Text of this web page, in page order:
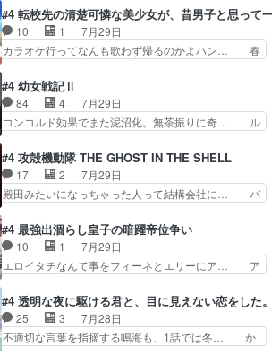
ストに向けて勉強会！美緒ちゃ… 受験勉強と戦闘
の2択なら戦闘を選ぶ娘w美… 勉強嫌いでバトル
を選ぶって、ひぐらしの沙…
れない爺さんには夢が詰まってると思う… クル
ニ、ヘンブリッツ、ミュイと一緒におっ… 帰省、
お供ヒロインはクルニ。順番的には確… 父親から
手紙が来た。サーベルボアの退治の… ここでヘン
家に帰ることに・ベリルはミュ… おっさんの親と
なるとお爺ちゃんだよね孫扱… ・ベリル、実家に
帰ることに・ベリルはミュ…
#4 転校先の清楚可憐な美少女が、昔男子と思って一
10 1
7月29日
カラオケ行ってなんも歌わず帰るのかよハン… 春
やらあの女優さんが春希のお母さんのよ… 春希ち
ゃん姫ちゃんに野菜の子も凄え可愛い… 隼人くん
のスマホを買いに行ってたけど完全… 第４話を
U-NEXTで視聴しました。視聴… スマホを買うた
見始めてたけどなんだかん… いきなりシリアス展
開ぶち込んでくるじゃん… 春希の家庭事情は複
雑。食事とか隼人が親身…
#4 幼女戦記Ⅱ
84 4
7月29日
コンコルド効果でまた泥沼化。無茶振りに奇… ル
グを更新しました!!宜しければ、是非… 計画通り
にはいかないね笑やり遂げた(ほぼ… 今回もター
ニャに不都合なことがあったりし… 白髪の男性が
語った家族を失った喪無感が、… 連邦に対して有
油を注ぐターニャの勝利軍… 犠牲を払っても良い
ならお前たちが前線へ行… 戦闘がアッサリし過ぎ
じゃない？戦争がメイ…
#4 攻殻機動隊 THE GHOST IN THE SHELL
17 2
7月29日
殿田みたいになっちゃった人って結構会社に… バ
見た目もうただのロボでしかないんだよ… 俺らの
汗拭きそりゃいやだろwwバトー＆ト… イノセン
スの元となった回だけど、ガイノイ… アダム・リ
ンクやジェイムスン(教授)型サ… アンドロイドも
センスの土台になったエピ… コミカルなのにも慣
れてきました。１話でし… ロボットの反乱は今と
なっては良くある話し…
#4 最強出涸らし皇子の暗躍帝位争い
10 1
7月29日
エロイタチなんて事をフィーネとエリーにア… ア
スターを呼ぶ笛？黒幕は狩猟祭とは関係… 平凡な
少女に見える眼鏡w眼鏡属性は持ち合… 神アニ
メ、ケテーイ！「騎士狩猟祭、前夜の… フィーネ
がアルノルトに活躍してもらいたが… 第４話を
#4 透明な夜に駆ける君と、目に見えない恋をした。
25 3
7月28日
不適切な言葉を指摘する鳴海も、1話では冬… か